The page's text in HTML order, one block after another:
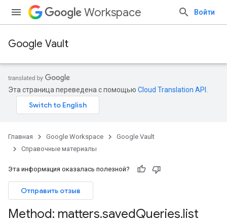
Workspace Войти
Google Vault
Эта страница переведена с помощью Cloud Translation API
Главная Google Workspace
Google Vault
Справочные материалы
Эта информация оказалась полезной?
Отправить отзыв
Method: matters.savedQueries.list